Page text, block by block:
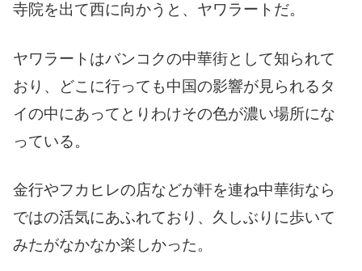
寺院を出て西に向かうと、ヤワラートだ。
ヤワラートはバンコクの中華街として知られて
おり、どこに行っても中国の影響が見られるタ
イの中にあってとりわけその色が濃い場所にな
っている。
金行やフカヒレの店などが軒を連ね中華街なら
ではの活気にあふれており、久しぶりに歩いて
みたがなかなか楽しかった。